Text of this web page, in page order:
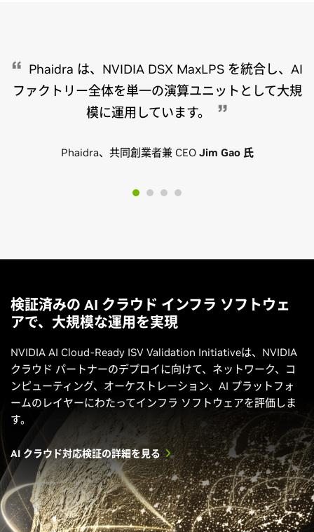
Phaidra は、NVIDIA DSX MaxLPS を統合し、AI
ファクトリー全体を単一の演算ユニットとして大規
模に運用しています。
Phaidra、共同創業者兼 CEOJim Gao 氏
検証済みの AI クラウド インフラ ソフトウェ
アで、大規模な運用を実現
NVIDIA AI Cloud-Ready ISV Validation Initiativeは、NVIDIA
クラウド パートナーのデプロイに向けて、ネットワーク、コ
ンピューティング、オーケストレーション、AI プラットフォ
ームのレイヤーにわたってインフラ ソフトウェアを評価しま
す。
AI クラウド対応検証の詳細を見る